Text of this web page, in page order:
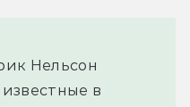
Нельсон
в